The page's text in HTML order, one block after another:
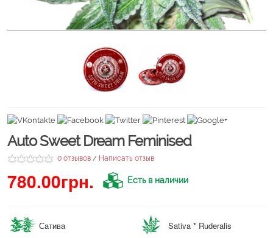
Auto Sweet Dream Feminised
0 отзывов / Написать отзыв
780.00грн. Есть в наличии
Сатива Sativa * Ruderalis